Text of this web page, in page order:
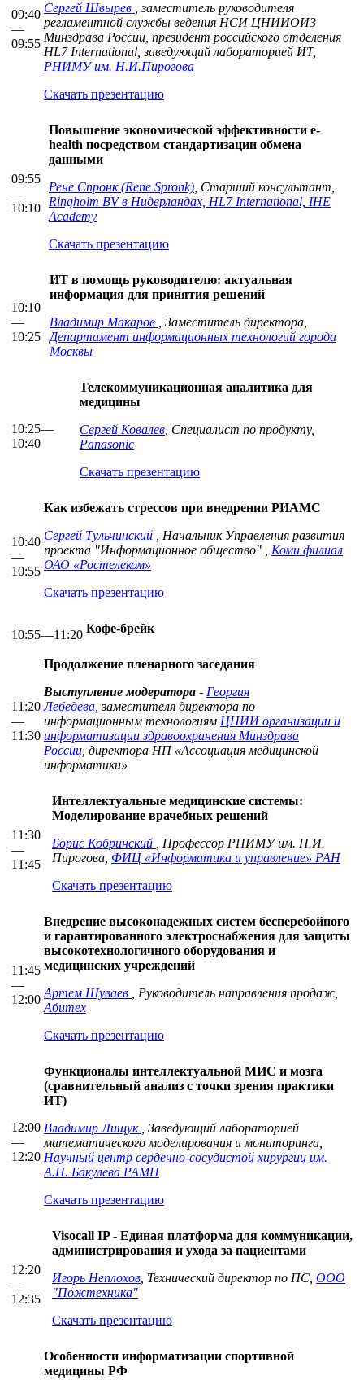
09:40
—
09:55
Сергей Швырев
, заместитель руководителя
регламентной службы ведения НСИ ЦНИИОИЗ
Минздрава России, президент российского отделения
HL7 International, заведующий лабораторией ИТ,
РНИМУ им. Н.И.Пирогова
Скачать презентацию
09:55
—
10:10
Повышение экономической эффективности e-
health посредством стандартизации обмена
данными
Рене Спронк (Rene Spronk) , Старший консультант,
Ringholm BV в Нидерландах, HL7 International, IHE
Academy
Скачать презентацию
10:10
—
10:25
ИТ в помощь руководителю: актуальная
информация для принятия решений
Владимир Макаров
, Заместитель директора,
Департамент информационных технологий города
Москвы
10:25—
10:40
Телекоммуникационная аналитика для
медицины
Сергей Ковалев , Специалист по продукту,
Panasonic
Скачать презентацию
10:40
—
10:55
Как избежать стрессов при внедрении РИАМС
Сергей Тульчинский
, Начальник Управления развития
проекта "Информационное общество" , Коми филиал
ОАО «Ростелеком»
Скачать презентацию
10:55—11:20 Кофе-брейк
11:20
—
11:30
Продолжение пленарного заседания
Выступление модератора - Георгия
Лебедева, заместителя директора по
информационным технологиям ЦНИИ организации и
информатизации здравоохранения Минздрава
России , директора НП «Ассоциация медицинской
информатики»
11:30
—
11:45
Интеллектуальные медицинские системы:
Моделирование врачебных решений
Борис Кобринский
, Профессор РНИМУ им. Н.И.
Пирогова, ФИЦ «Информатика и управление» РАН
Скачать презентацию
11:45
—
12:00
Внедрение высоконадежных систем бесперебойного
и гарантированного электроснабжения для защиты
высокотехнологичного оборудования и
медицинских учреждений
Артем Шуваев
, Руководитель направления продаж,
Абитех
Скачать презентацию
12:00
—
12:20
Функционалы интеллектуальной МИС и мозга
(сравнительный анализ с точки зрения практики
ИТ)
Владимир Лищук
, Заведующий лабораторией
математического моделирования и мониторинга,
Научный центр сердечно-сосудистой хирургии им.
А.Н. Бакулева РАМН
Скачать презентацию
12:20
—
12:35
Visocall IP - Единая платформа для коммуникации,
администрирования и ухода за пациентами
Игорь Неплохов , Технический директор по ПС, ООО
"Пожтехника"
Скачать презентацию
Особенности информатизации спортивной
медицины РФ